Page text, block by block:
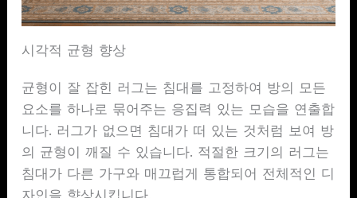
시각적 균형 향상
균형이 잘 잡힌 러그는 침대를 고정하여 방의 모든
요소를 하나로 묶어주는 응집력 있는 모습을 연출합
니다. 러그가 없으면 침대가 떠 있는 것처럼 보여 방
의 균형이 깨질 수 있습니다. 적절한 크기의 러그는
침대가 다른 가구와 매끄럽게 통합되어 전체적인 디